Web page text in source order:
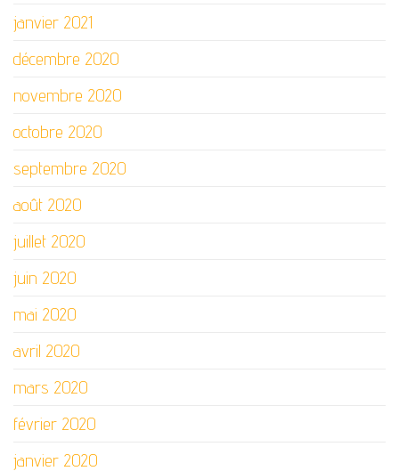
janvier 2021
décembre 2020
novembre 2020
octobre 2020
septembre 2020
août 2020
juillet 2020
juin 2020
mai 2020
avril 2020
mars 2020
février 2020
janvier 2020